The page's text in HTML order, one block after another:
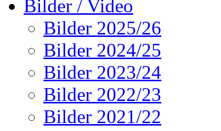
Bilder / Video
Bilder 2025/26
Bilder 2024/25
Bilder 2023/24
Bilder 2022/23
Bilder 2021/22